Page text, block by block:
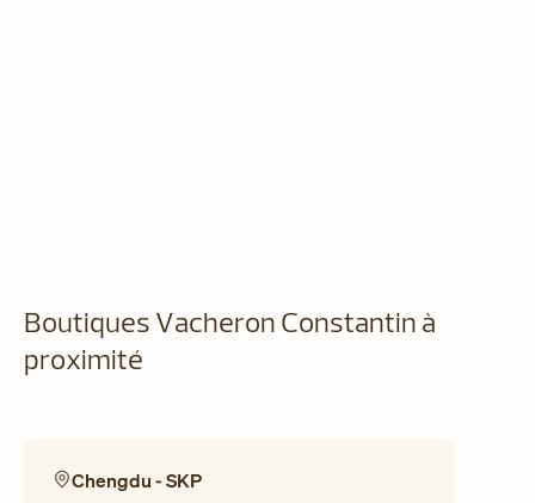
Boutiques Vacheron Constantin à
proximité
Chengdu - SKP